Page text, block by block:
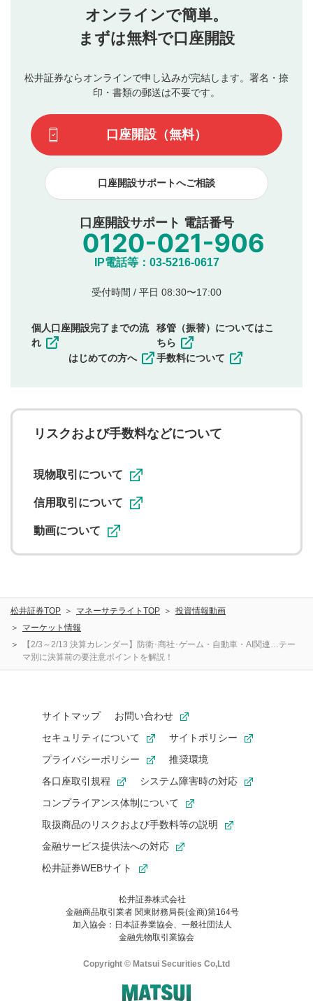
投稿するボタン
星で評価をすると投稿できます。（お名前とコメント
3
動画の評価
です）
行ってください。
当社は、利用者同士、もしくは利用者と第三者間のトラ
ブルによって生じた損害に対して一切の責任を負いませ
評価およびコメントは当社にて審査のうえ、掲載となり
ます。掲載されるまでに日数がかかる場合や掲載されない
てはお答えできません。各動画コンテンツへの掲載をもっ
て結果のご連絡といたします。ご了承ください。
下記の項目に該当すると判断された投稿内容は、掲載を
見合わせる場合がございます。
本動画コンテンツとは無関係の内容の投稿
他者への誹謗中傷や差別的表現投稿
公序良俗に反する内容の投稿
氏名、住所、電話番号など個人を特定できる情報の
他のサイトへの誘導や営利目的、広告・宣伝を目
他者の権利（商標、著作権、その他の知的財産
その他当社が不適切と判断した投稿
一度投稿した評価およびコメントの変更・削除はできま
に関する著作者人格権を行使しないことに同意します。利
用者が投稿したコメントは、当社サービスの広告・宣伝、
ることがあります。
オンラインで簡単。
まずは無料で口座開設
松井証券ならオンラインで申し込みが完結します。署名・捺
印・書類の郵送は不要です。
口座開設（無料）
口座開設サポートへご相談
口座開設サポート 電話番号
IP電話等：03-5216-0617
受付時間 / 平日 08:30〜17:00
個人口座開設完了までの流
れ
はじめての方へ
移管（振替）についてはこ
ちら
手数料について
リスクおよび手数料などについて
現物取引について
信用取引について
動画について
松井証券TOP マネーサテライトTOP
投資情報動画
マーケット情報
【2/3～2/13 決算カレンダー】防衛･商社･ゲーム・自動車・AI関連…テー
マ別に決算前の要注意ポイントを解説！
サイトマップ
お問い合わせ
セキュリティについて
サイトポリシー
プライバシーポリシー
推奨環境
各口座取引規程
システム障害時の対応
コンプライアンス体制について
取扱商品のリスクおよび手数料等の説明
金融サービス提供法への対応
松井証券WEBサイト
松井証券株式会社
金融商品取引業者 関東財務局長(金商)第164号
加入協会：日本証券業協会、一般社団法人
金融先物取引業協会
Copyright © Matsui Securities Co,Ltd
お気に入り機能は松井証券の会員限定の機能です。
お気に入り登録いただくと、後からいつでもお気に入りのコンテ
ンツを一覧でご確認いただけます。
ご利用いただくには口座開設が必要です。
はご利用の端末で一度ログインしてください。